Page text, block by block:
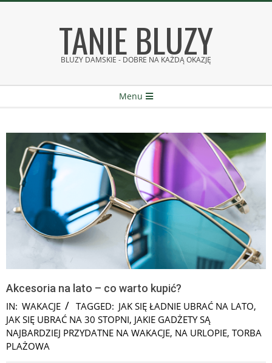
TANIE BLUZY
BLUZY DAMSKIE - DOBRE NA KAŻDĄ OKAZJĘ
Menu
Akcesoria na lato – co warto kupić?
IN: WAKACJE TAGGED: JAK SIĘ ŁADNIE UBRAĆ NA LATO,
JAK SIĘ UBRAĆ NA 30 STOPNI, JAKIE GADŻETY SĄ
NAJBARDZIEJ PRZYDATNE NA WAKACJE, NA URLOPIE, TORBA
PLAŻOWA